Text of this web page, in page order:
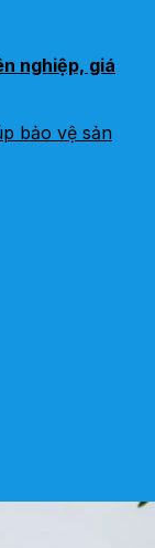
nghiệp, giá
bảo vệ sản